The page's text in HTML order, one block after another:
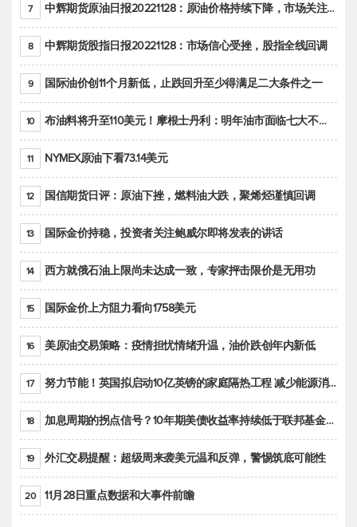
7 中辉期货原油日报20221128：原油价格持续下降，市场关注OPEC+新一轮产能政策
8 中辉期货股指日报20221128：市场信心受挫，股指全线回调
9 国际油价创11个月新低，止跌回升至少得满足二大条件之一
10 布油料将升至110美元！摩根士丹利：明年油市面临七大不确定性
11 NYMEX原油下看73.14美元
12 国信期货日评：原油下挫，燃料油大跌，聚烯烃谨慎回调
13 国际金价持稳，投资者关注鲍威尔即将发表的讲话
14 西方就俄石油上限尚未达成一致，专家抨击限价是无用功
15 国际金价上方阻力看向1758美元
16 美原油交易策略：疫情担忧情绪升温，油价跌创年内新低
17 努力节能！英国拟启动10亿英镑的家庭隔热工程 减少能源消耗
18 加息周期的拐点信号？10年期美债收益率持续低于联邦基金利率目标区间
19 外汇交易提醒：超级周来袭美元温和反弹，警惕筑底可能性
20 11月28日重点数据和大事件前瞻